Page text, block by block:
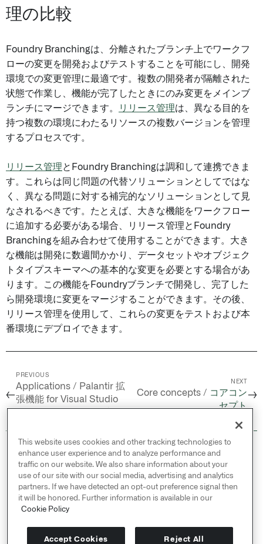
理の比較
Foundry Branchingは、分離されたブランチ上でワークフ
ローの変更を開発およびテストすることを可能にし、開発
環境での変更管理に最適です。複数の開発者が隔離された
状態で作業し、機能が完了したときにのみ変更をメインブ
ランチにマージできます。
リリース管理は、異なる目的を
持つ複数の環境にわたるリソースの複数バージョンを管理
するプロセスです。
リリース管理とFoundry Branchingは調和して連携できま
す。これらは同じ問題の代替ソリューションとしてではな
く、異なる問題に対する補完的なソリューションとして見
なされるべきです。たとえば、大きな機能をワークフロー
に追加する必要がある場合、リリース管理とFoundry
Branchingを組み合わせて使用することができます。大き
な機能は開発に数週間かかり、データセットやオブジェク
トタイプスキーマへの基本的な変更を必要とする場合があ
ります。この機能をFoundryブランチで開発し、完了した
ら開発環境に変更をマージすることができます。その後、
リリース管理を使用して、これらの変更をテストおよび本
番環境にデプロイできます。
←
PREVIOUS
Applications / Palantir 拡
張機能 for Visual Studio
NEXT
Core concepts / コアコン
セプト
→
© 2026 Palantir Technologies Inc. All rights
reserved.
Cookies Statement ↗
Privacy Statement ↗
Terms of Use ↗
Do Not Sell or Share My Personal Information
This website uses cookies and other tracking technologies to
enhance user experience and to analyze performance and
traffic on our website. We also share information about your
use of our site with our social media, advertising and analytics
partners. If we have detected an opt-out preference signal then
it will be honored. Further information is available in our
Cookie Policy
Accept Cookies Reject All